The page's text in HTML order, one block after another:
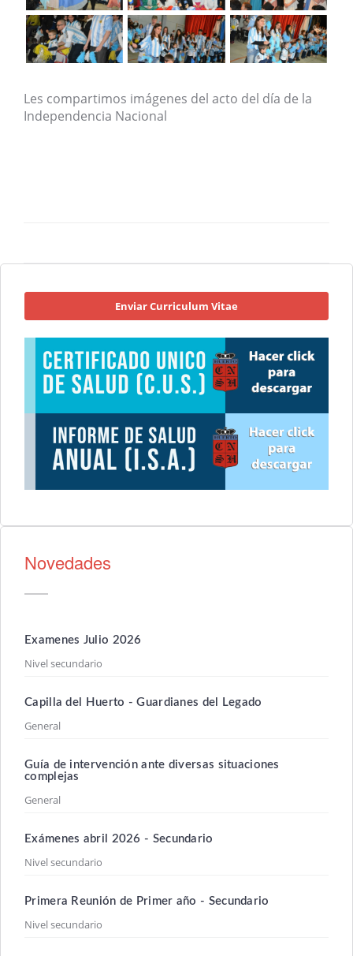
Les compartimos imágenes del acto del día de la
Independencia Nacional
Enviar Curriculum Vitae
Novedades
Examenes Julio 2026
Nivel secundario
Capilla del Huerto - Guardianes del Legado
General
Guía de intervención ante diversas situaciones
complejas
General
Exámenes abril 2026 - Secundario
Nivel secundario
Primera Reunión de Primer año - Secundario
Nivel secundario